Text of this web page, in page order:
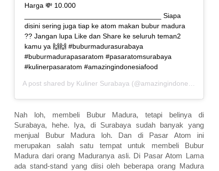
Harga 💸 10.000
___________________________________ Siapa
disini sering juga tiap ke atom makan bubur madura
?? Jangan lupa Like dan Share ke seluruh teman2
kamu ya 🙌🙌 #buburmadurasurabaya
#buburmadurapasaratom #pasaratomsurabaya
#kulinerpasaratom #amazingindonesiafood
A post shared by Kuliner Surabaya (@amazingindonesiafood) on
Nah loh, membeli Bubur Madura, tetapi belinya di
Surabaya, hehe. Iya, di Surabaya sudah banyak yang
menjual Bubur Madura loh. Dan di Pasar Atom ini
merupakan salah satu tempat untuk membeli Bubur
Madura dari orang Maduranya asli. Di Pasar Atom Lama
ada stand-stand yang diisi oleh beberapa orang Madura